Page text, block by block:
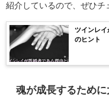
紹介しているので、ぜひチ
ツインレイ
のヒント
魂が成長するため